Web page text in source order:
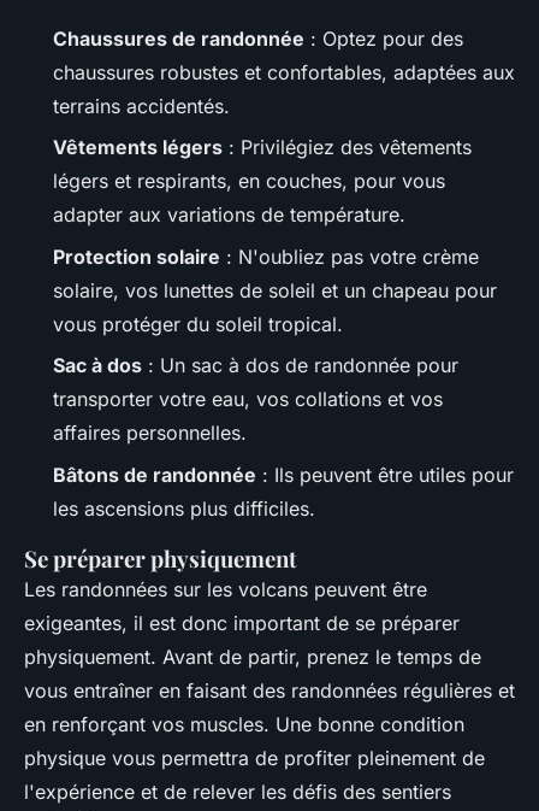
Chaussures de randonnée : Optez pour des
chaussures robustes et confortables, adaptées aux
terrains accidentés.
Vêtements légers : Privilégiez des vêtements
légers et respirants, en couches, pour vous
adapter aux variations de température.
Protection solaire : N'oubliez pas votre crème
solaire, vos lunettes de soleil et un chapeau pour
vous protéger du soleil tropical.
Sac à dos : Un sac à dos de randonnée pour
transporter votre eau, vos collations et vos
affaires personnelles.
Bâtons de randonnée : Ils peuvent être utiles pour
les ascensions plus difficiles.
Se préparer physiquement
Les randonnées sur les volcans peuvent être
exigeantes, il est donc important de se préparer
physiquement. Avant de partir, prenez le temps de
vous entraîner en faisant des randonnées régulières et
en renforçant vos muscles. Une bonne condition
physique vous permettra de profiter pleinement de
l'expérience et de relever les défis des sentiers